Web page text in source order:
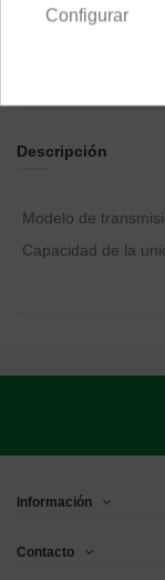
Descripción
Modelo de
Capacidad de la
Información
Contacto
Configurar